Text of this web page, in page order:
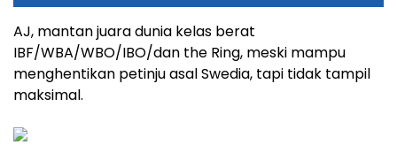
AJ, mantan juara dunia kelas berat
IBF/WBA/WBO/IBO/dan the Ring, meski mampu
menghentikan petinju asal Swedia, tapi tidak tampil
maksimal.